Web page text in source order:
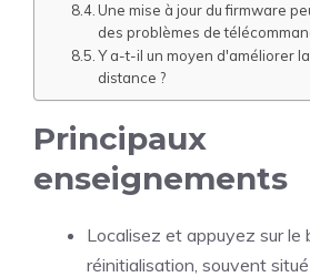
Une mise à jour du firmware
des problèmes de
Y a-t-il un moyen d'améliorer
distance ?
Principaux
enseignements
Localisez et appuyez sur le
réinitialisation, souvent